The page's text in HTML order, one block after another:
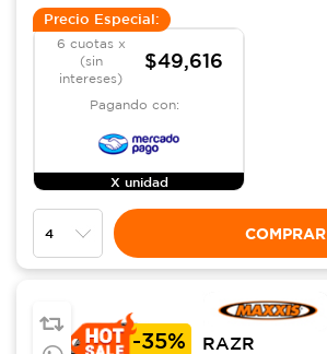
Precio Especial:
6 cuotas x
(sin
intereses)
$49,616
Pagando con:
X unidad
COMPRAR
-35%
RAZR